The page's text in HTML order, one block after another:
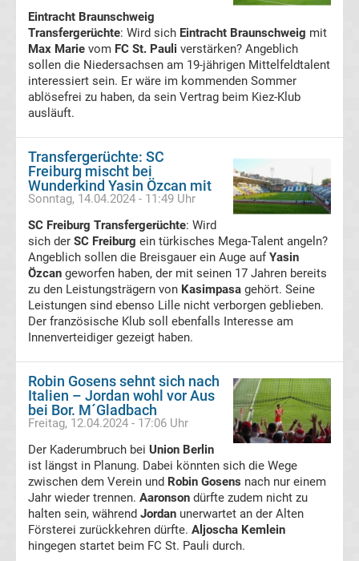
2.
Liga
Ergebnisse
3.
Liga
Ergebnisse
3.
Liga
DFB-
Pokal
Ergebnisse
Champions
League
Eintracht Braunschweig
Transfergerüchte: Wird sich Eintracht Braunschweig mit
Max Marie vom FC St. Pauli verstärken? Angeblich
sollen die Niedersachsen am 19-jährigen Mittelfeldtalent
interessiert sein. Er wäre im kommenden Sommer
ablösefrei zu haben, da sein Vertrag beim Kiez-Klub
ausläuft.
Transfergerüchte: SC
Freiburg mischt bei
Wunderkind Yasin Özcan mit
Sonntag, 14.04.2024 - 11:49 Uhr
SC Freiburg Transfergerüchte: Wird
sich der SC Freiburg ein türkisches Mega-Talent angeln?
Angeblich sollen die Breisgauer ein Auge aufYasin
Özcan geworfen haben, der mit seinen 17 Jahren bereits
zu den Leistungsträgern von Kasimpasa gehört. Seine
Leistungen sind ebenso Lille nicht verborgen geblieben.
Der französische Klub soll ebenfalls Interesse am
Innenverteidiger gezeigt haben.
Robin Gosens sehnt sich nach
Italien – Jordan wohl vor Aus
bei Bor. M´Gladbach
Freitag, 12.04.2024 - 17:06 Uhr
Der Kaderumbruch bei Union Berlin
ist längst in Planung. Dabei könnten sich die Wege
zwischen dem Verein und Robin Gosens nach nur einem
Jahr wieder trennen. Aaronson dürfte zudem nicht zu
halten sein, während Jordan unerwartet an der Alten
Försterei zurückkehren dürfte. Aljoscha Kemlein
hingegen startet beim FC St. Pauli durch.